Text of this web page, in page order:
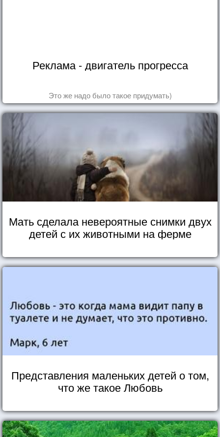
Реклама - двигатель прогресса
Это же надо было такое придумать)
Мать сделала невероятные снимки двух
детей с их животными на ферме
Представления маленьких детей о том,
что же такое Любовь